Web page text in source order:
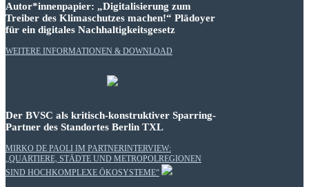
Autor*innenpapier: „Digitalisierung zum
Treiber des Klimaschutzes machen!“ Plädoyer
für ein digitales Nachhaltigkeitsgesetz
WEITERE INFORMATIONEN & DOWNLOAD
Der BVSC als kritisch-konstruktiver Sparring-
Partner des Standortes Berlin TXL
MIRKO DE PAOLI IM PARTNERINTERVIEW:
„QUARTIERE, STÄDTE UND METROPOLREGIONEN
SIND HOCHKOMPLEXE ÖKOSYSTEME“